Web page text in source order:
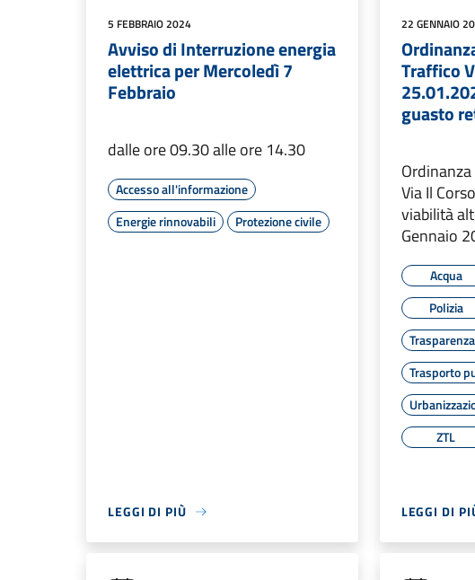
5 FEBBRAIO 2024
Avviso di Interruzione energia
elettrica per Mercoledì 7
Febbraio
dalle ore 09.30 alle ore 14.30
Accesso all'informazione
Energie rinnovabili
Protezione civile
LEGGI DI PIÙ
22 GENNAIO
Traffico
guasto
Via Il
viabilità
Gennaio
Acqua
Polizia
Trasporto
ZTL
LEGGI DI